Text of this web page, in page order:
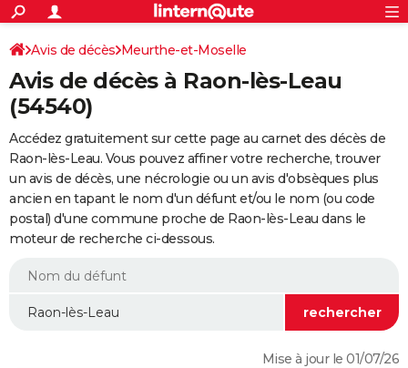
ACTUALITÉS
Politique
Société
Faits Divers
Education
Monde
Villes
+
SPORT
Coupe du monde 2026
Football
Tennis
Cyclisme
Rugby
Forum
FINANCE
Retraite
Impôts
Epargne
Immobilier
Risques naturels par ville
Banque
Assurance
Crédit
Essais
Réserver un essai
Citadines
Berlines
SUV
Forum auto
+
HIGH-TECH
Mobiles
Meilleur smartphone
Internet
Ordinateurs
Jeux vidéo
Guide high-tech
+BRICOLAGE
Forum
Aménagement intérieur
Extérieur
Cuisine
Salle de bains
Jardinage
Rangement
WEEK-END
Guides de France
Escapades
Patrimoine
Expositions
Musées
Week-end nature
LIFESTYLE
S'inscrire
Connexion
Avis de décès Meurthe-et-Moselle
Avis de décès à Raon-lès-Leau
(54540)
Accédez gratuitement sur cette page au carnet des décès de
Raon-lès-Leau. Vous pouvez affiner votre recherche, trouver
un avis de décès, une nécrologie ou un avis d'obsèques plus
ancien en tapant le nom d'un défunt et/ou le nom (ou code
postal) d'une commune proche de Raon-lès-Leau dans le
moteur de recherche ci-dessous.
Mise à jour le 01/07/26